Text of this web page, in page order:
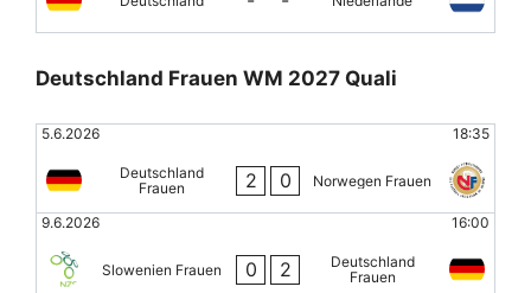
Deutschland Frauen WM 2027 Quali
5.6.2026 18:35
Deutschland
Frauen
2 0 Norwegen Frauen
9.6.2026 16:00
Slowenien Frauen 0 2
Deutschland
Frauen